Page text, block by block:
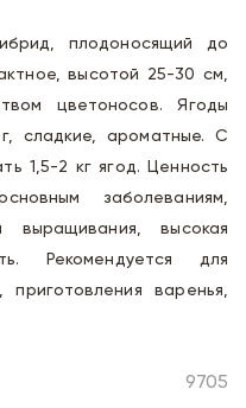
плодоносящий до
высотой 25-30 см,
цветоносов. Ягоды
сладкие, ароматные. С
1,5-2 кг ягод. Ценность
заболеваниям,
выращивания, высокая
Рекомендуется для
варенья,
9705